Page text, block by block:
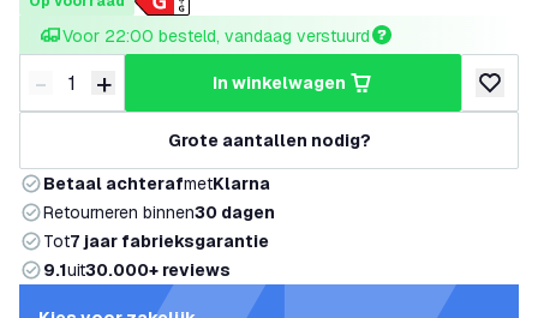
Voor 22:00 besteld, vandaag verstuurd
Verminder hoeveelheid
- Verhoog hoeveelheid
+ in winkelwagen
Grote aantallen nodig?
Betaal achterafmetKlarna
Retourneren binnen30 dagen
Tot7 jaar fabrieksgarantie
9.1uit30.000+ reviews